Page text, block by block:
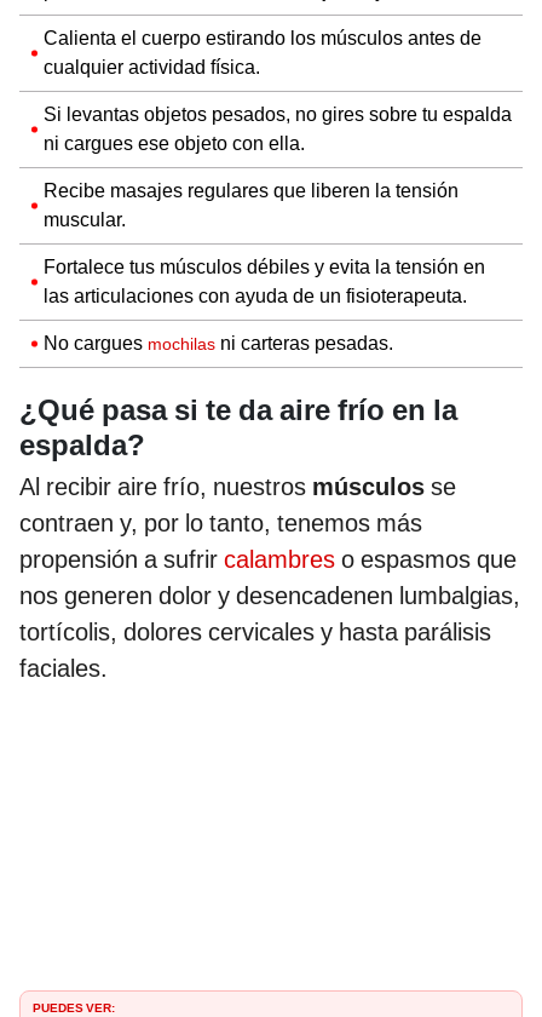
Calienta el cuerpo estirando los músculos antes de
cualquier actividad física.
Si levantas objetos pesados, no gires sobre tu espalda
ni cargues ese objeto con ella.
Recibe masajes regulares que liberen la tensión
muscular.
Fortalece tus músculos débiles y evita la tensión en
las articulaciones con ayuda de un fisioterapeuta.
No cargues mochilas ni carteras pesadas.
¿Qué pasa si te da aire frío en la
espalda?
Al recibir aire frío, nuestros músculos se
contraen y, por lo tanto, tenemos más
propensión a sufrir calambres o espasmos que
nos generen dolor y desencadenen lumbalgias,
tortícolis, dolores cervicales y hasta parálisis
faciales.
PUEDES VER: